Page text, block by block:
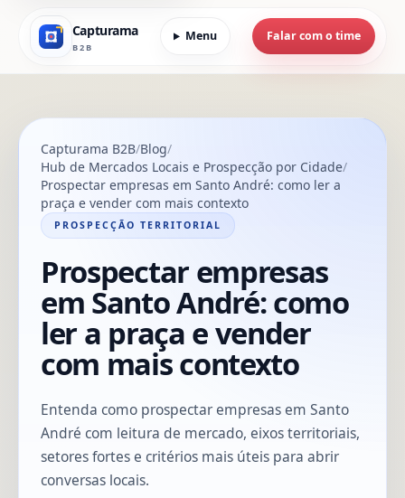
Capturama
B2B
Menu Falar com o time
Capturama B2B Blog
Hub de Mercados Locais e Prospecção por Cidade
Prospectar empresas em Santo André: como ler a
praça e vender com mais contexto
PROSPECÇÃO TERRITORIAL
Prospectar empresas
em Santo André: como
ler a praça e vender
com mais contexto
Entenda como prospectar empresas em Santo
André com leitura de mercado, eixos territoriais,
setores fortes e critérios mais úteis para abrir
conversas locais.